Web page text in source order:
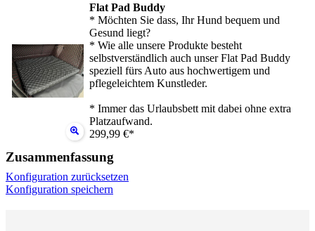
Flat Pad Buddy
* Möchten Sie dass, Ihr Hund bequem und
Gesund liegt?
* Wie alle unsere Produkte besteht
selbstverständlich auch unser Flat Pad Buddy
speziell fürs Auto aus hochwertigem und
pflegeleichtem Kunstleder.
* Immer das Urlaubsbett mit dabei ohne extra
Platzaufwand.
299,99 €*
Zusammenfassung
Konfiguration zurücksetzen
Konfiguration speichern